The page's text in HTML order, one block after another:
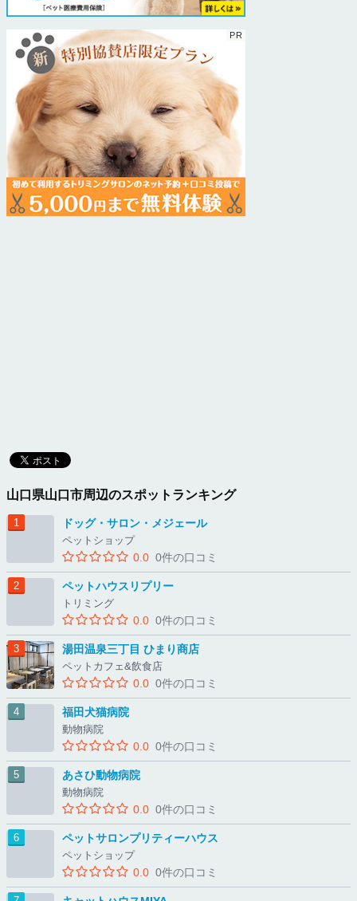
山口県山口市周辺のスポットランキング
ドッグ・サロン・メジェール
ペットショップ
0.0 0件の口コミ
ペットハウスリプリー
トリミング
0.0 0件の口コミ
湯田温泉三丁目 ひまり商店
ペットカフェ&飲食店
0.0 0件の口コミ
福田犬猫病院
動物病院
0.0 0件の口コミ
あさひ動物病院
動物病院
0.0 0件の口コミ
ペットサロンプリティーハウス
ペットショップ
0.0 0件の口コミ